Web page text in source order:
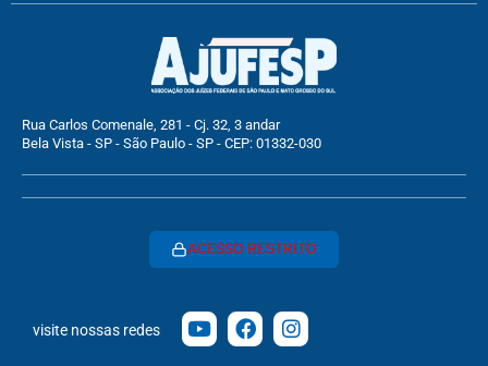
Rua Carlos Comenale, 281 - Cj. 32, 3 andar
Bela Vista - SP - São Paulo - SP - CEP: 01332-030
ACESSO RESTRITO
visite nossas redes